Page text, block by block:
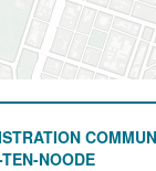
NOODE